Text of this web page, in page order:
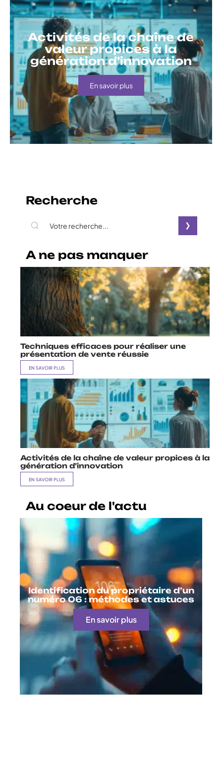
Activités de la chaîne de
valeur propices à la
génération d’innovation
En savoir plus
Recherche
A ne pas manquer
Techniques efficaces pour réaliser une
présentation de vente réussie
EN SAVOIR PLUS
Activités de la chaîne de valeur propices à la
génération d’innovation
EN SAVOIR PLUS
Au coeur de l'actu
Identification du propriétaire d’un
numéro 06 : méthodes et astuces
En savoir plus